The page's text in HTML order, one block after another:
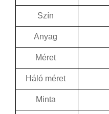
Szín
Anyag
Méret
Háló méret
Minta